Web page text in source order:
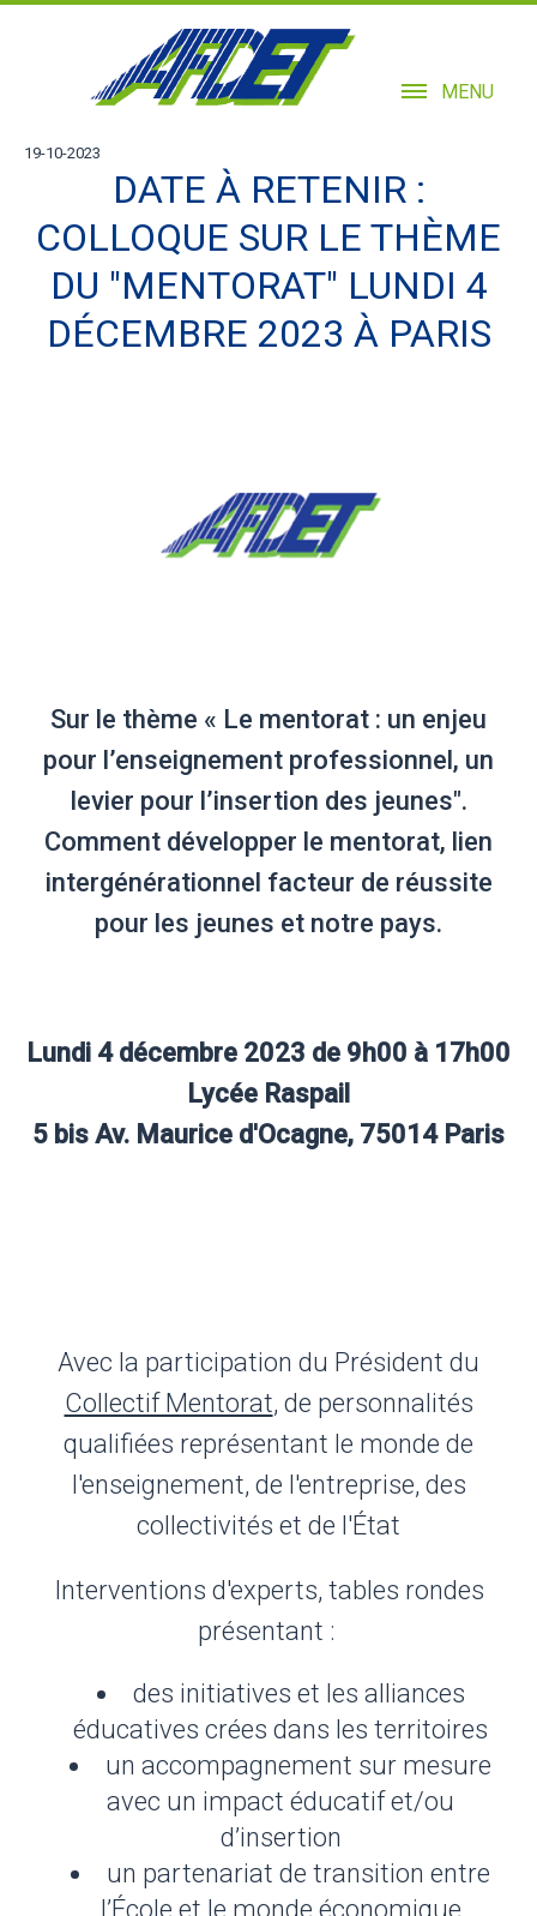
MENU
19-10-2023
DATE À RETENIR :
COLLOQUE SUR LE THÈME
DU "MENTORAT" LUNDI 4
DÉCEMBRE 2023 À PARIS
Sur le thème « Le mentorat : un enjeu
pour l’enseignement professionnel, un
levier pour l’insertion des jeunes".
Comment développer le mentorat, lien
intergénérationnel facteur de réussite
pour les jeunes et notre pays.
Lundi 4 décembre 2023 de 9h00 à 17h00
Lycée Raspail
5 bis Av. Maurice d'Ocagne, 75014 Paris
Avec la participation du Président du
Collectif Mentorat, de personnalités
qualifiées représentant le monde de
l'enseignement, de l'entreprise, des
collectivités et de l'État
Interventions d'experts, tables rondes
présentant :
des initiatives et les alliances
éducatives crées dans les territoires
un accompagnement sur mesure
avec un impact éducatif et/ou
d’insertion
un partenariat de transition entre
l’École et le monde économique